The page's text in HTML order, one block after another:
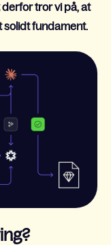
tror vi på, at
solidt fundament.